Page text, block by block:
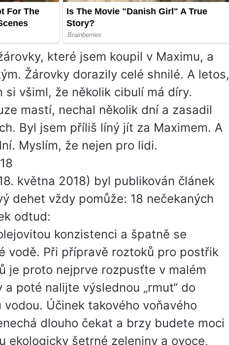
které jsem koupil v Maximu, a
Žárovky dorazily celé shnilé. A letos,
si všiml, že několik cibulí má díry.
mastí, nechal několik dní a zasadil
Byl jsem příliš líný jít za Maximem. A
Myslím, že nejen pro lidi.
května 2018) byl publikován článek
dehet vždy pomůže: 18 nečekaných
odtud:
konzistenci a špatně se
vodě. Při přípravě roztoků pro postřik
je proto nejprve rozpusťte v malém
poté nalijte výslednou „rmut“ do
Účinek takového voňavého
dlouho čekat a brzy budete moci
ekologicky šetrné zeleniny a ovoce,